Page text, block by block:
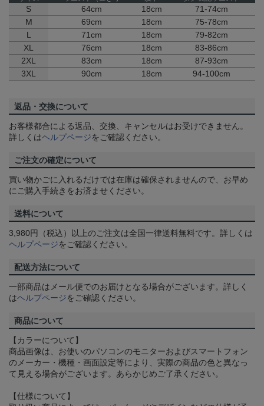
S 64cm 18cm
71-74cm
M
69cm 18cm
75-78cm
L
71cm 18cm
79-82cm
XL
76cm 18cm
83-86cm
2XL
83cm 18cm
87-93cm
3XL
90cm 18cm 94-100cm
返品・交換について
お客様都合による返品、交換、キャンセルはお受けできません。
詳しくはヘルプページをご確認ください。
ご注文の確定について
買い物かごに入れるだけでは在庫は確保されませんので、お早め
にご購入手続きをお済ませください。
送料について
3,980円（税込）以上のご注文は全国一律送料無料です。詳しくは
ヘルプページをご確認ください。
配送方法について
一部商品はメール便でのお届けとなる場合がございます。詳しく
はヘルプページをご確認ください。
商品について
【カラーについて】
商品画像は、お使いのパソコンのモニターおよびスマートフォン
のメーカー・機種・画面設定等により、実際の商品の色と異なっ
て見える場合がございます。あらかじめご了承ください。
【仕様について】